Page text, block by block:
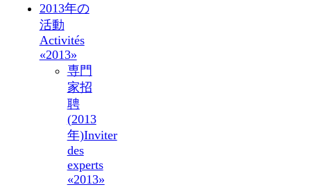
2013年の
活動
Activités
«2013»
専門
家招
聘
(2013
年)Inviter
des
experts
«2013»